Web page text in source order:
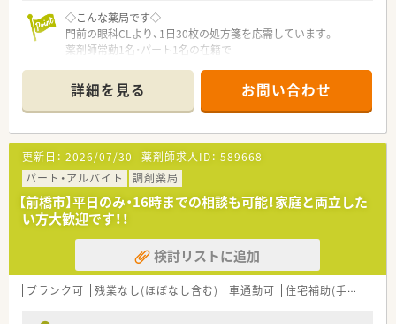
◇こんな薬局です◇
門前の眼科CLより、1日30枚の処方箋を応需しています。
薬剤師常勤1名・パート1名の在籍で
居宅在宅の対応もしており、
配達時はパートさん・事務さんにて外来対応をいただきます。
◇募集について◇
管理薬剤師の募集となります。
常勤1名の店舗のため、ご自身の裁量で運営いただけます。
火曜・日曜・土曜PMの固定で週休2.5日♪
ゆったり働きたい方にオススメの環境です。
＼様々なフィールドで活躍できます／
◎声を上げれば色々な業務に挑戦することができ、
責任のある業務にも携わる事ができます。
◎実際に31歳で社長となった方もおられ、
地域に根差した会社運営を目指されておられます。
詳細を見る お問い合わせ
更新日： 2026/07/30 薬剤師求人ID： 589668
パート・アルバイト
調剤薬局
【前橋市】平日のみ・16時までの相談も可能！家庭と両立した
い方大歓迎です！！
検討リストに追加
ブランク可 残業なし(ほぼなし含む) 車通勤可 住宅補助(手当)あり